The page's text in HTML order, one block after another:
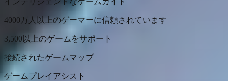
4000万人以上のゲーマーに信頼されています
3,500以上のゲームをサポート
接続されたゲームマップ
ゲームプレイアシスト